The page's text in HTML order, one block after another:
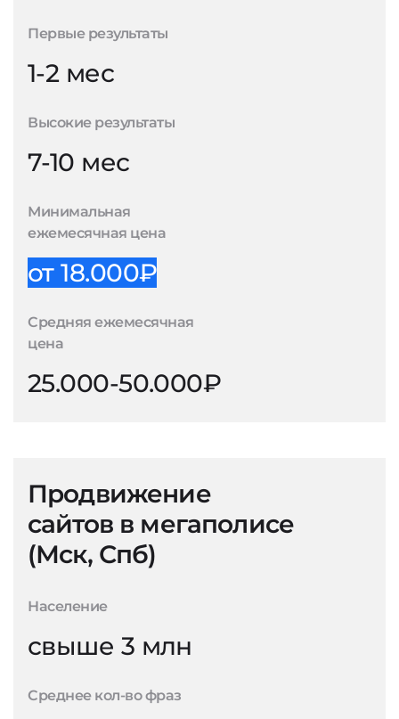
Первые результаты
1-2 мес
Высокие результаты
7-10 мес
Минимальная
ежемесячная цена
от 18.000₽
Средняя ежемесячная
цена
25.000-50.000₽
Продвижение
сайтов в мегаполисе
(Мск, Спб)
Население
свыше 3 млн
Среднее кол-во фраз